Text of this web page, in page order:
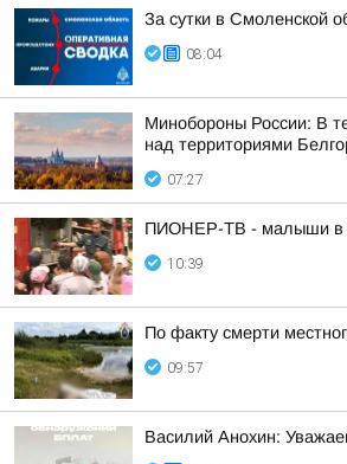
За сутки в Смоленской
08:04
Минобороны России: В
над территориями
07:27
ПИОНЕР-ТВ - малыши в
10:39
По факту смерти
09:57
Василий Анохин: